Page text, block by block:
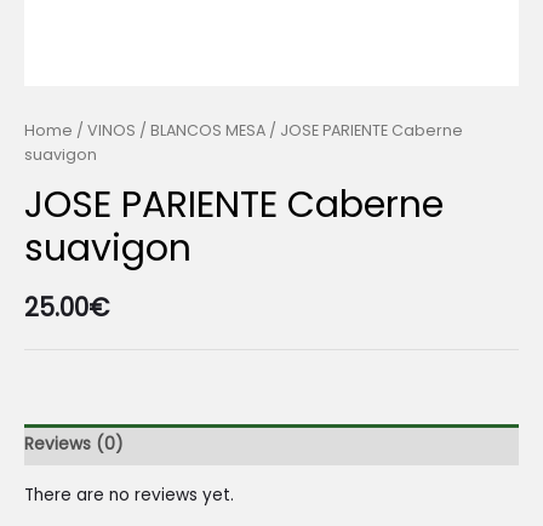
Home / VINOS / BLANCOS MESA / JOSE PARIENTE Caberne
suavigon
JOSE PARIENTE Caberne
suavigon
25.00€
Reviews (0)
There are no reviews yet.